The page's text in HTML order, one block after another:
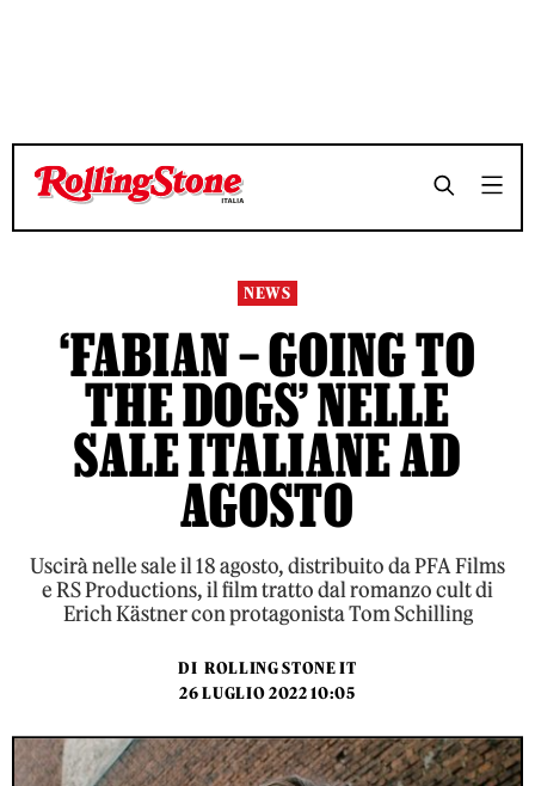
TEMPO DI LETTURA 3 MINUTI SHARE
TEMPO DI LETTURA 3 MINUTI SHARE
NEWS
‘FABIAN – GOING TO
THE DOGS’ NELLE
SALE ITALIANE AD
AGOSTO
Uscirà nelle sale il 18 agosto, distribuito da PFA Films
e RS Productions, il film tratto dal romanzo cult di
Erich Kästner con protagonista Tom Schilling
DI ROLLING STONE IT
26 LUGLIO 2022 10:05